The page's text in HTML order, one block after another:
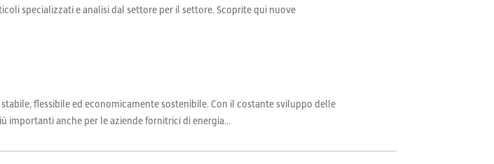
specializzati e analisi dal settore per il settore. Scoprite qui nuove
flessibile ed economicamente sostenibile. Con il costante sviluppo delle
importanti anche per le aziende fornitrici di energia...